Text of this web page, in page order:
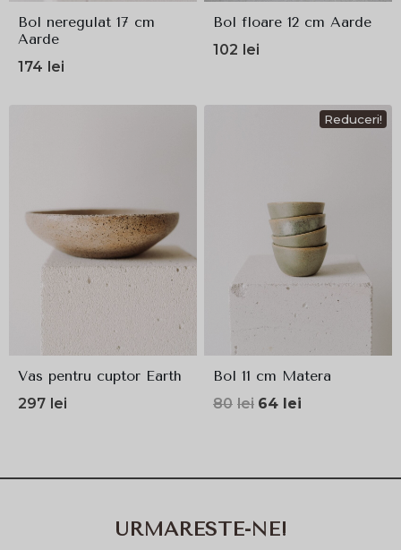
Bol neregulat 17 cm
Aarde
174 lei
Bol floare 12 cm Aarde
102 lei
Vas pentru cuptor Earth
297 lei
Reduceri!
Bol 11 cm Matera
80 lei Prețul
fost:
64 lei
64lei.
URMARESTE-NE!